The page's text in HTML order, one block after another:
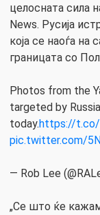
целосната сила
News. Русија
која се наоѓа
границата со
Photos from the
targeted by
today.https://
pic.twitter.com/
— Rob Lee
„Се што ќе